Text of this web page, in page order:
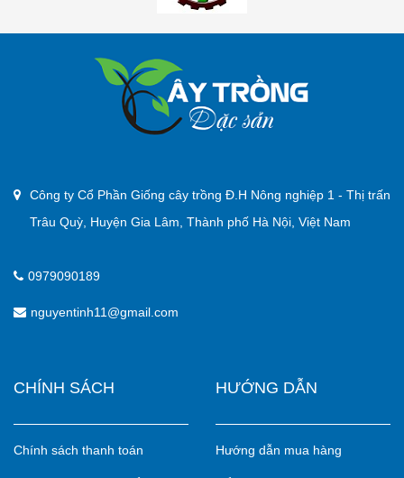
Công ty Cổ Phần Giống cây trồng Đ.H Nông nghiệp 1 - Thị trấn
Trâu Quỳ, Huyện Gia Lâm, Thành phố Hà Nội, Việt Nam
0979090189
nguyentinh11@gmail.com
CHÍNH SÁCH
Chính sách thanh toán
HƯỚNG DẪN
Hướng dẫn mua hàng